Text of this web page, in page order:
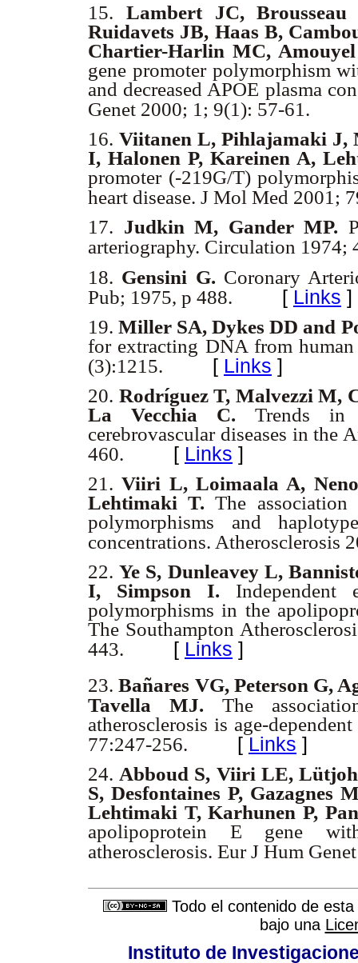
15. Lambert JC,
Ruidavets JB, Haas B,
Chartier-Harlin MC, Amouyel
gene promoter polymorphism
and decreased APOE plasma
Genet 2000; 1; 9(1): 57-61.
16. Viitanen L, Pihlajamaki J,
I, Halonen P, Kareinen A,
promoter (-219G/T)
heart disease. J Mol Med 2001;
17. Judkin M, Gander MP.
arteriography. Circulation 1974;
18. Gensini G. Coronary
Pub; 1975, p 488.
[ Links ]
19.Miller SA, Dykes DD and
for extracting DNA from
(3):1215.
[ Links ]
20. Rodríguez T, Malvezzi M,
La Vecchia C.Trends in
cerebrovascular diseases in the
460.
[ Links ]
21.Viiri L, Loimaala A,
Lehtimaki T.The
polymorphisms and
concentrations. Atherosclerosis
22.Ye S, Dunleavey L,
I, Simpson I.
polymorphisms in the
The Southampton
443.
[ Links ]
23.Bañares VG, Peterson G,
Tavella MJ.The
atherosclerosis is age-
77:247-256.
[ Links ]
24. Abboud S, Viiri LE,
S, Desfontaines P, Gazagnes
Lehtimaki T, Karhunen P,
apolipoprotein E gene
atherosclerosis. Eur J Hum
Todo el contenido de
bajo una
Instituto de